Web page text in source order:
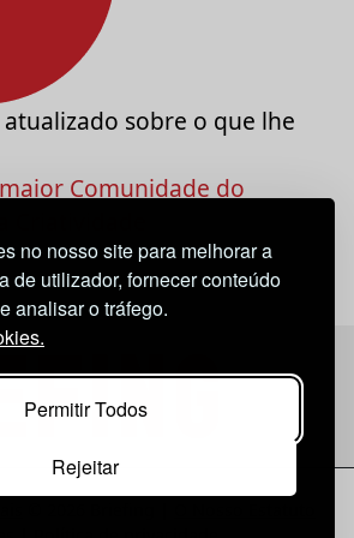
no nosso site para melhorar a
de utilizador, fornecer conteúdo
analisar o tráfego.
Permitir Todos
Rejeitar
sobre o que lhe
Comunidade do